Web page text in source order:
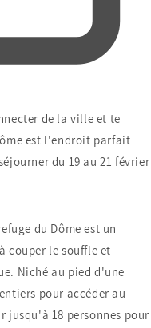
de la ville et te
est l'endroit parfait
du 19 au 21 février
du Dôme est un
couper le souffle et
Niché au pied d'une
pour accéder au
jusqu'à 18 personnes pour